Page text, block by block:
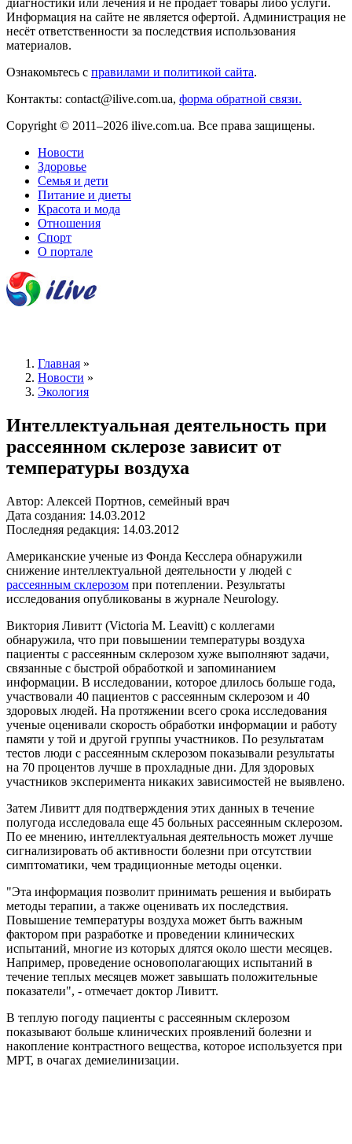
диагностики или лечения и не продаёт товары либо услуги.
Информация на сайте не является офертой. Администрация не
несёт ответственности за последствия использования
материалов.
Ознакомьтесь с правилами и политикой сайта.
Контакты: contact@ilive.com.ua, форма обратной связи.
Copyright © 2011–2026 ilive.com.ua. Все права защищены.
Новости
Здоровье
Семья и дети
Питание и диеты
Красота и мода
Отношения
Спорт
О портале
Главная »
Новости »
Экология
Интеллектуальная деятельность при
рассеянном склерозе зависит от
температуры воздуха
Автор: Алексей Портнов, семейный врач
Дата создания: 14.03.2012
Последняя редакция: 14.03.2012
Американские ученые из Фонда Кесслера обнаружили
снижение интеллектуальной деятельности у людей с
рассеянным склерозом при потеплении. Результаты
исследования опубликованы в журнале Neurology.
Виктория Ливитт (Victoria M. Leavitt) с коллегами
обнаружила, что при повышении температуры воздуха
пациенты с рассеянным склерозом хуже выполняют задачи,
связанные с быстрой обработкой и запоминанием
информации. В исследовании, которое длилось больше года,
участвовали 40 пациентов с рассеянным склерозом и 40
здоровых людей. На протяжении всего срока исследования
ученые оценивали скорость обработки информации и работу
памяти у той и другой группы участников. По результатам
тестов люди с рассеянным склерозом показывали результаты
на 70 процентов лучше в прохладные дни. Для здоровых
участников эксперимента никаких зависимостей не выявлено.
Затем Ливитт для подтверждения этих данных в течение
полугода исследовала еще 45 больных рассеянным склерозом.
По ее мнению, интеллектуальная деятельность может лучше
сигнализировать об активности болезни при отсутствии
симптоматики, чем традиционные методы оценки.
"Эта информация позволит принимать решения и выбирать
методы терапии, а также оценивать их последствия.
Повышение температуры воздуха может быть важным
фактором при разработке и проведении клинических
испытаний, многие из которых длятся около шести месяцев.
Например, проведение основополагающих испытаний в
течение теплых месяцев может завышать положительные
показатели", - отмечает доктор Ливитт.
В теплую погоду пациенты с рассеянным склерозом
показывают больше клинических проявлений болезни и
накопление контрастного вещества, которое используется при
МРТ, в очагах демиелинизации.